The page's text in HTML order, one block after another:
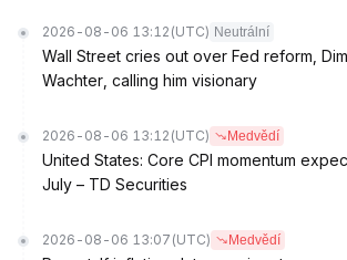
2026-08-06 13:12 (UTC) Neutrální
Wall Street cries out over Fed reform,
Wachter, calling him visionary
2026-08-06 13:12 (UTC) Medvědí
United States: Core CPI momentum
July – TD Securities
2026-08-06 13:07 (UTC) Medvědí